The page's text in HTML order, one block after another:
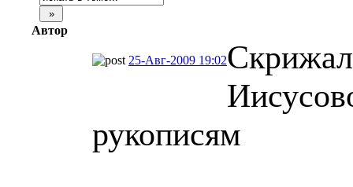
Автор
25-Авг-2009 19:02
рукописям